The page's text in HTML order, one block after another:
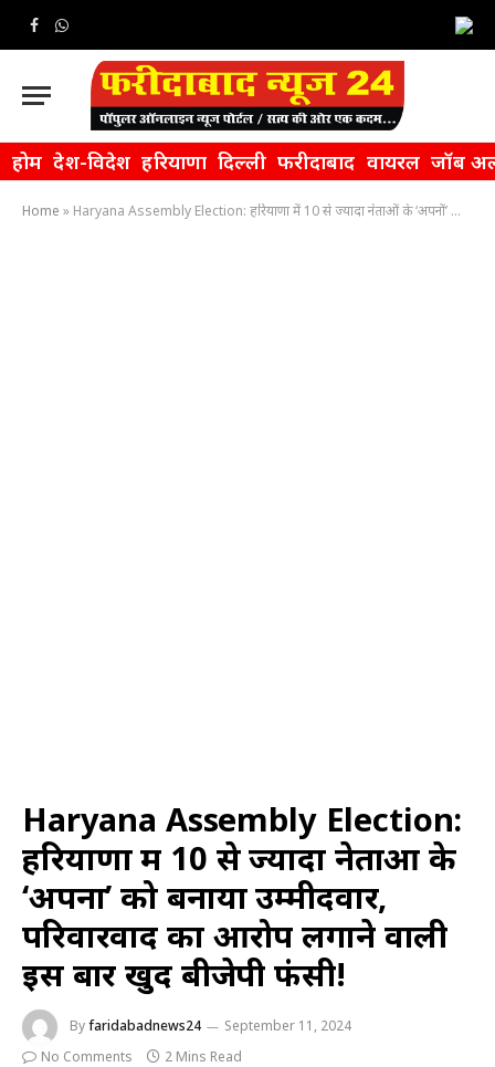
Facebook
WhatsApp
होम देश-विदेश हरियाणा दिल्ली फरीदाबाद वायरल जॉब
Home » Haryana Assembly Election: हरियाणा में 10 से ज्यादा नेताओं के ‘अपनों’ को बनाया उम्मीदवार, परिवारवाद का आरोप लगाने वाली इस बार खुद बीजेपी फंसी!
Haryana Assembly Election:
हरियाणा में 10 से ज्यादा नेताओं के
‘अपनों’ को बनाया उम्मीदवार,
परिवारवाद का आरोप लगाने वाली
इस बार खुद बीजेपी फंसी!
Byfaridabadnews24
September 11, 2024
No Comments
2 Mins Read